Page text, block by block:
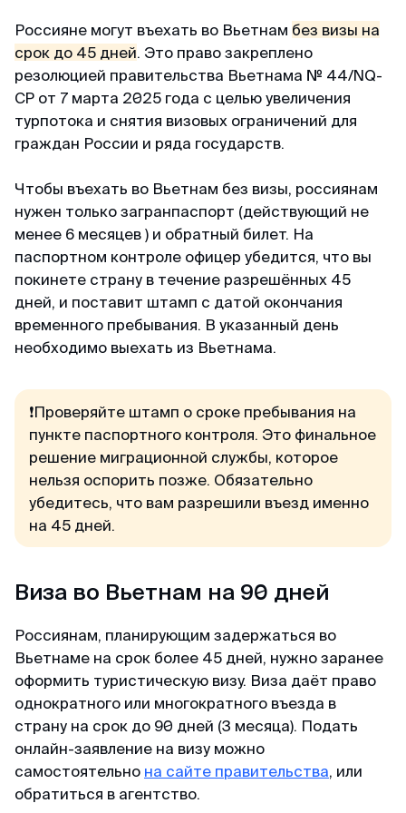
Приятное общение
Первый раз оформлял через вас, настолько
быстро, приятное общение через переписку,
всë разъяснили и был успех. Большое спасибо
и рекомендовать своим друзьям. Огромное
Елена
Отзыв с Яндекса · 2024
Оперативно
пакет документов. При учете что я хотела
подавать в визовый центр в питере,
подготовила огромный список документов, но
не смогла записаться на подачу (ожидание
записи на подачу более месяца). Уже
отчаялась но нашла этих ребят. и все
оперативно сделали
Камил
Без заморочек
Оформили keta быстрее чем ожидал и никакой
Александра
Отзыв с Google · 2024
Пользователям
Договор-оферта
Конфиденциальность
Россияне могут въехать во Вьетнам без визы на
срок до 45 дней. Это право закреплено
резолюцией правительства Вьетнама № 44/NQ-
CP от 7 марта 2025 года с целью увеличения
турпотока и снятия визовых ограничений для
граждан России и ряда государств.
Чтобы въехать во Вьетнам без визы, россиянам
нужен только загранпаспорт (действующий не
менее 6 месяцев ) и обратный билет. На
паспортном контроле офицер убедится, что вы
покинете страну в течение разрешённых 45
дней, и поставит штамп с датой окончания
временного пребывания. В указанный день
необходимо выехать из Вьетнама.
❗️Проверяйте штамп о сроке пребывания на
пункте паспортного контроля. Это финальное
решение миграционной службы, которое
нельзя оспорить позже. Обязательно
убедитесь, что вам разрешили въезд именно
на 45 дней.
Виза во Вьетнам на 90 дней
Россиянам, планирующим задержаться во
Вьетнаме на срок более 45 дней, нужно заранее
оформить туристическую визу. Виза даёт право
однократного или многократного въезда в
страну на срок до 90 дней (3 месяца). Подать
онлайн-заявление на визу можно
самостоятельно на сайте правительства, или
обратиться в агентство.